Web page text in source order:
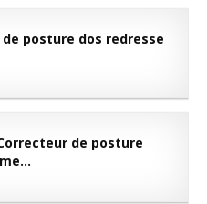
de posture dos redresse
de posture